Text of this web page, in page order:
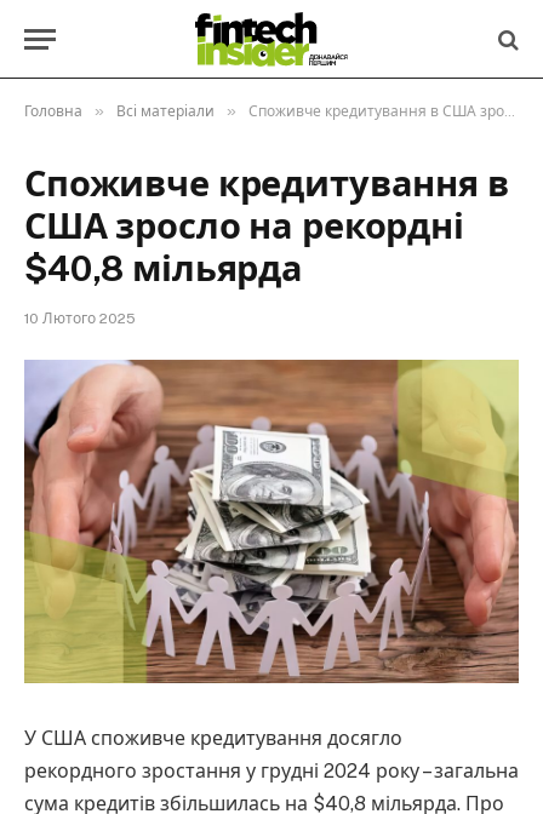
Головна » Всі матеріали » Споживче кредитування в США зросло на рекордні $40,8 мільярда
Споживче кредитування в
США зросло на рекордні
$40,8 мільярда
10 Лютого 2025
У США споживче кредитування досягло
рекордного зростання у грудні 2024 року – загальна
сума кредитів збільшилась на $40,8 мільярда. Про